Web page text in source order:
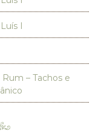
I
– Tachos e